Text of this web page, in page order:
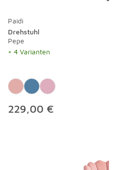
Paidi
Drehstuhl
Pepe
+ 4 Varianten
229,00 €